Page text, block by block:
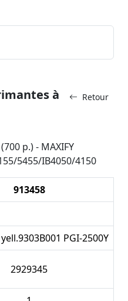
Retour
à
p.) - MAXIFY
5455/IB4050/4150
913458
PGI-2500Y
2929345